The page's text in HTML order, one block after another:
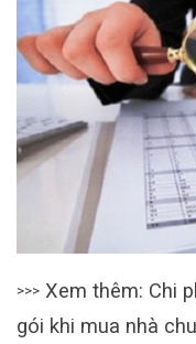
>>> Xem thêm: Chi
gói khi mua nhà